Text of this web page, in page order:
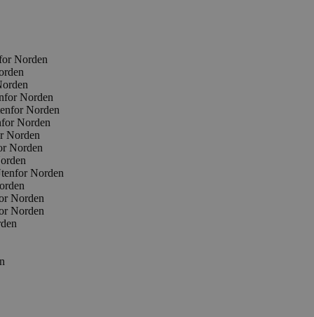
Norden
Norden
Norden
Norden
Norden
Norden
Norden
Norden
Norden